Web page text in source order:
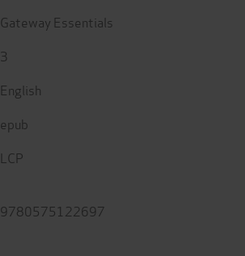
Gateway Essentials
3
English
epub
LCP
9780575122697